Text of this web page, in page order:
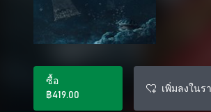
ซื้อ
฿419.00
เพิ่มลงในร